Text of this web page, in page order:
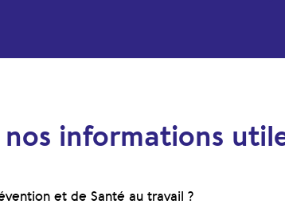
nos informations
et de Santé au travail ?